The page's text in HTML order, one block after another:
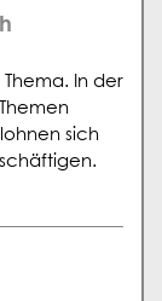
In der
sich